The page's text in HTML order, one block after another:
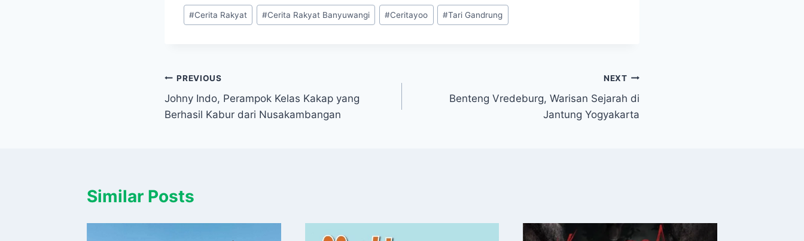
Post
Tags:
#Cerita Rakyat #Cerita Rakyat Banyuwangi #Ceritayoo #Tari Gandrung
Navigasi
pos
PREVIOUS
Johny Indo, Perampok Kelas Kakap yang
Berhasil Kabur dari Nusakambangan
NEXT
Benteng Vredeburg, Warisan Sejarah di
Jantung Yogyakarta
Similar Posts